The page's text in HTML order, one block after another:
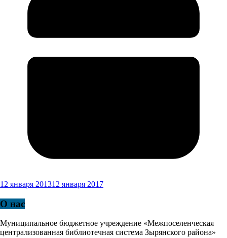
12 января 201312 января 2017
О нас
Муниципальное бюджетное учреждение «Межпоселенческая
централизованная библиотечная система Зырянского района»